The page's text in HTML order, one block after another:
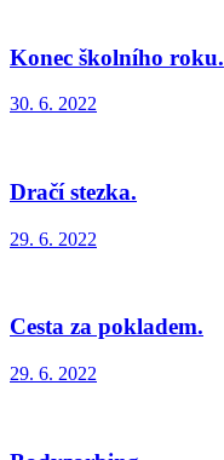
Konec školního roku.
30. 6. 2022
Dračí stezka.
29. 6. 2022
Cesta za pokladem.
29. 6. 2022